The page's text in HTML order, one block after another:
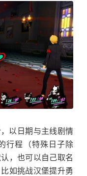
以日期与主线剧情
行程（特殊日子除
认，也可以自己取名
如挑战汉堡提升勇